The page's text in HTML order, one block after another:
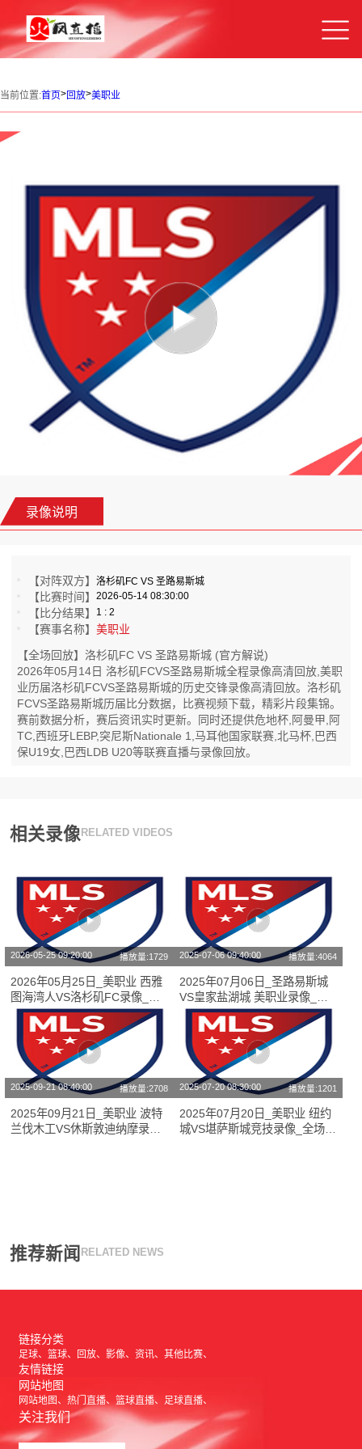
当前位置:首页>回放>美职业
录像说明
【对阵双方】洛杉矶FC VS 圣路易斯城
【比赛时间】2026-05-14 08:30:00
【比分结果】 1 : 2
【赛事名称】美职业
【全场回放】洛杉矶FC VS 圣路易斯城 (官方解说)
2026年05月14日 洛杉矶FCVS圣路易斯城全程录像高清回放,美职
业历届洛杉矶FCVS圣路易斯城的历史交锋录像高清回放。洛杉矶
FCVS圣路易斯城历届比分数据，比赛视频下载，精彩片段集锦。
赛前数据分析，赛后资讯实时更新。同时还提供危地杯,阿曼甲,阿
TC,西班牙LEBP,突尼斯Nationale 1,马耳他国家联赛,北马杯,巴西
保U19女,巴西LDB U20等联赛直播与录像回放。
相关录像 RELATED VIDEOS
2026-05-25 09:20:00 播放量:1729
2026年05月25日_美职业 西雅
图海湾人VS洛杉矶FC录像_全
场录像【视频集锦】
2025-07-06 09:40:00 播放量:4064
2025年07月06日_圣路易斯城
VS皇家盐湖城 美职业录像_高
清录像【全场回放】
2025-09-21 08:40:00 播放量:2708
2025年09月21日_美职业 波特
兰伐木工VS休斯敦迪纳摩录像_
2025-07-20 08:30:00 播放量:1201
2025年07月20日_美职业 纽约
城VS堪萨斯城竞技录像_全场录
推荐新闻 RELATED NEWS
链接分类
足球 篮球 回放 影像 资讯 其他比赛
友情链接
网站地图
网站地图 热门直播 篮球直播 足球直播
关注我们